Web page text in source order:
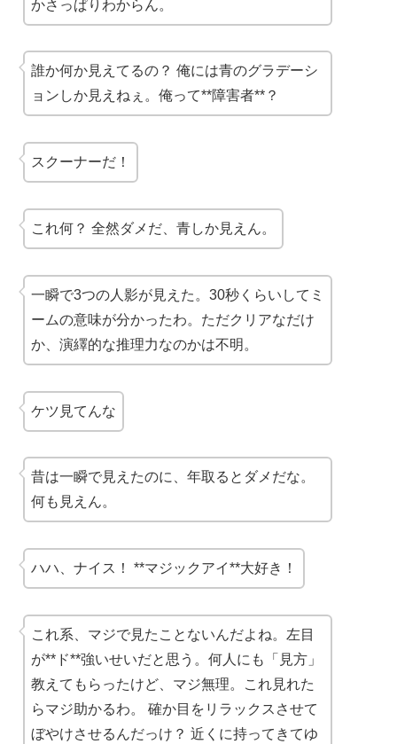
かさっぱりわからん。
誰か何か見えてるの？ 俺には青のグラデーシ
ョンしか見えねぇ。俺って**障害者**？
スクーナーだ！
これ何？ 全然ダメだ、青しか見えん。
一瞬で3つの人影が見えた。30秒くらいしてミ
ームの意味が分かったわ。ただクリアなだけ
か、演繹的な推理力なのかは不明。
ケツ見てんな
昔は一瞬で見えたのに、年取るとダメだな。
何も見えん。
ハハ、ナイス！ **マジックアイ**大好き！
これ系、マジで見たことないんだよね。左目
が**ド**強いせいだと思う。何人にも「見方」
教えてもらったけど、マジ無理。これ見れた
らマジ助かるわ。 確か目をリラックスさせて
ぼやけさせるんだっけ？ 近くに持ってきてゆ